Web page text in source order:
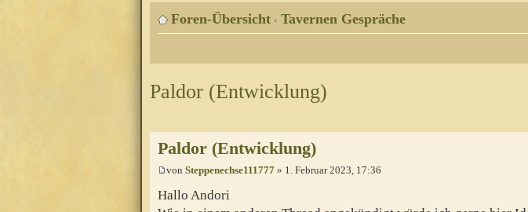
Foren-Übersicht ‹ Tavernen Gespräche
Paldor (Entwicklung)
Paldor (Entwicklung)
von Steppenechse111777 » 1. Februar 2023, 17:36
Hallo Andori